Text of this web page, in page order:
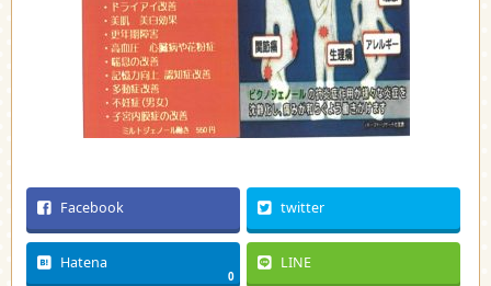
Facebook twitter
Hatena
0
LINE